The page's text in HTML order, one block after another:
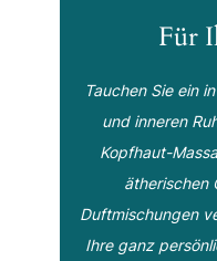
Für
Tauchen Sie ein
und inneren
Kopfhaut-
ätherischen
Duftmischungen
Ihre ganz